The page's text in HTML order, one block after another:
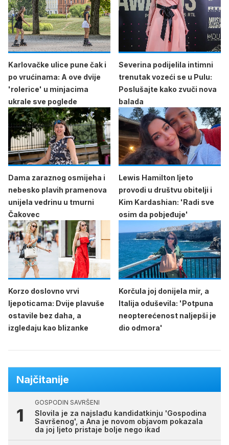
Karlovačke ulice pune čak i
po vrućinama: A ove dvije
'rolerice' u minjacima
ukrale sve poglede
Severina podijelila intimni
trenutak vozeći se u Pulu:
Poslušajte kako zvuči nova
balada
Dama zaraznog osmijeha i
nebesko plavih pramenova
unijela vedrinu u tmurni
Čakovec
Lewis Hamilton ljeto
provodi u društvu obitelji i
Kim Kardashian: 'Radi sve
osim da pobjeđuje'
Korzo doslovno vrvi
ljepoticama: Dvije plavuše
ostavile bez daha, a
izgledaju kao blizanke
Korčula joj donijela mir, a
Italija oduševila: 'Potpuna
neopterećenost naljepši je
dio odmora'
Najčitanije
GOSPODIN SAVRŠENI
Slovila je za najslađu kandidatkinju 'Gospodina
Savršenog', a Ana je novom objavom pokazala
da joj ljeto pristaje bolje nego ikad